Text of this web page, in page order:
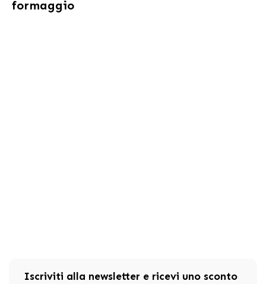
formaggio
Iscriviti alla newsletter e ricevi uno sconto